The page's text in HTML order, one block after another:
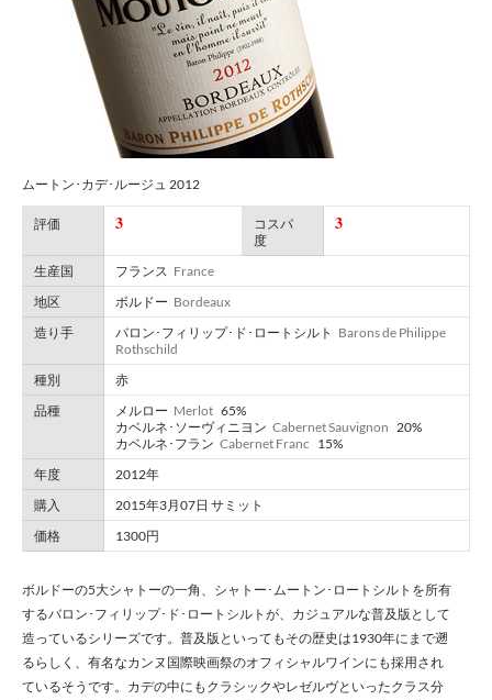
ムートン･カデ･ルージュ 2012
評価 3
コスパ
度
3
生産国 フランス France
地区
ボルドー Bordeaux
造り手
バロン･フィリップ･ド･ロートシルト Barons de Philippe
Rothschild
種別
赤
品種
メルロー Merlot 65%
カベルネ･ソーヴィニヨン Cabernet Sauvignon 20%
カベルネ･フラン Cabernet Franc 15%
年度
2012年
購入
2015年3月07日 サミット
価格
1300円
ボルドーの5大シャトーの一角、シャトー･ムートン･ロートシルトを所有
するバロン･フィリップ･ド･ロートシルトが、カジュアルな普及版として
造っているシリーズです。普及版といってもその歴史は1930年にまで遡
るらしく、有名なカンヌ国際映画祭のオフィシャルワインにも採用され
ているそうです。カデの中にもクラシックやレゼルヴといったクラス分